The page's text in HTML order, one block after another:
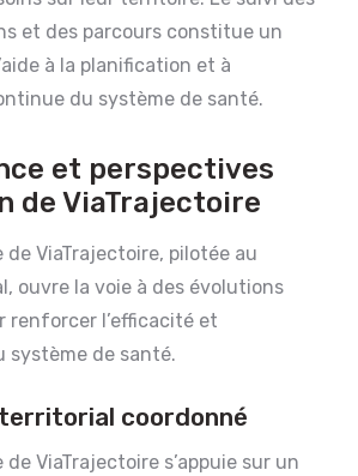
et des parcours constitue un
à la planification et à
du système de santé.
et perspectives
de ViaTrajectoire
de ViaTrajectoire, pilotée au
ouvre la voie à des évolutions
renforcer l’efficacité et
système de santé.
coordonné
ViaTrajectoire s’appuie sur un